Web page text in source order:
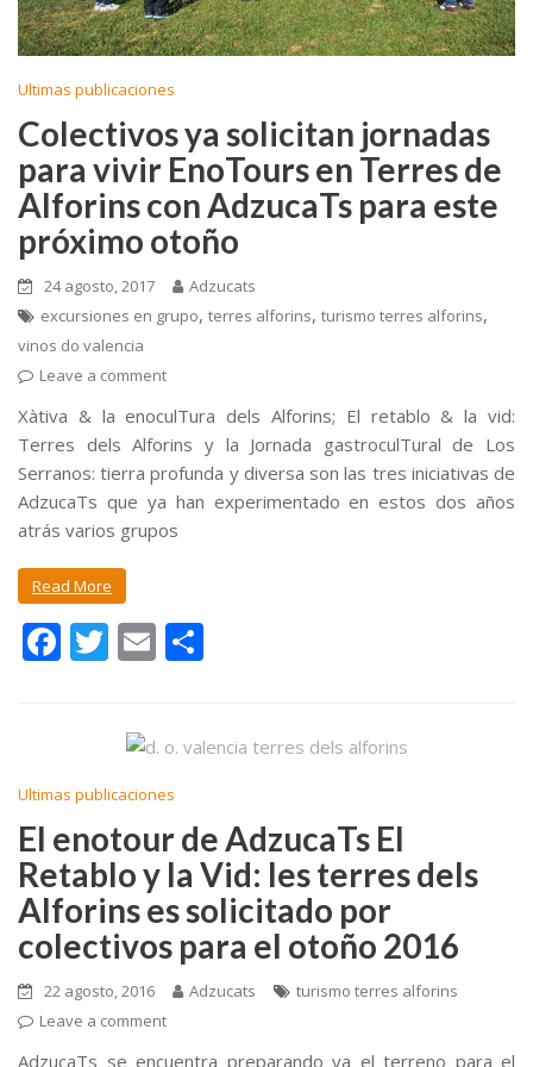
Ultimas publicaciones
Colectivos ya solicitan jornadas
para vivir EnoTours en Terres de
Alforins con AdzucaTs para este
próximo otoño
24 agosto, 2017
Adzucats
excursiones en grupo, terres alforins, turismo terres alforins,
vinos do valencia
Leave a comment
Xàtiva & la enoculTura dels Alforins; El retablo & la vid:
Terres dels Alforins y la Jornada gastroculTural de Los
Serranos: tierra profunda y diversa son las tres iniciativas de
AdzucaTs que ya han experimentado en estos dos años
atrás varios grupos
Read More
F
o
o
k
T
er
E
l p
ti
r
Ultimas publicaciones
El enotour de AdzucaTs El
Retablo y la Vid: les terres dels
Alforins es solicitado por
colectivos para el otoño 2016
22 agosto, 2016 Adzucats
turismo terres alforins
Leave a comment
AdzucaTs se encuentra preparando ya el terreno para el